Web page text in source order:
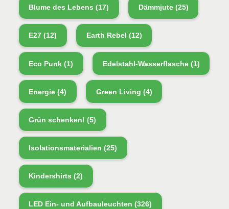
Blume des Lebens (17) Dämmjute(25)
E27 (12) Earth Rebel (12)
Eco Punk (1) Edelstahl-Wasserflasche(1)
Energie (4) Green Living (4)
Grün schenken! (5)
Isolationsmaterialien (25)
Kindershirts (2)
LED Ein- und Aufbauleuchten (326)